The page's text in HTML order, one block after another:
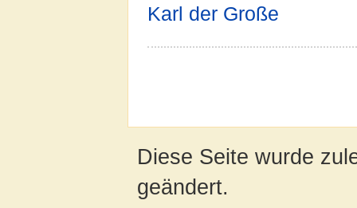
Karl der Große
Diese Seite wurde
geändert.